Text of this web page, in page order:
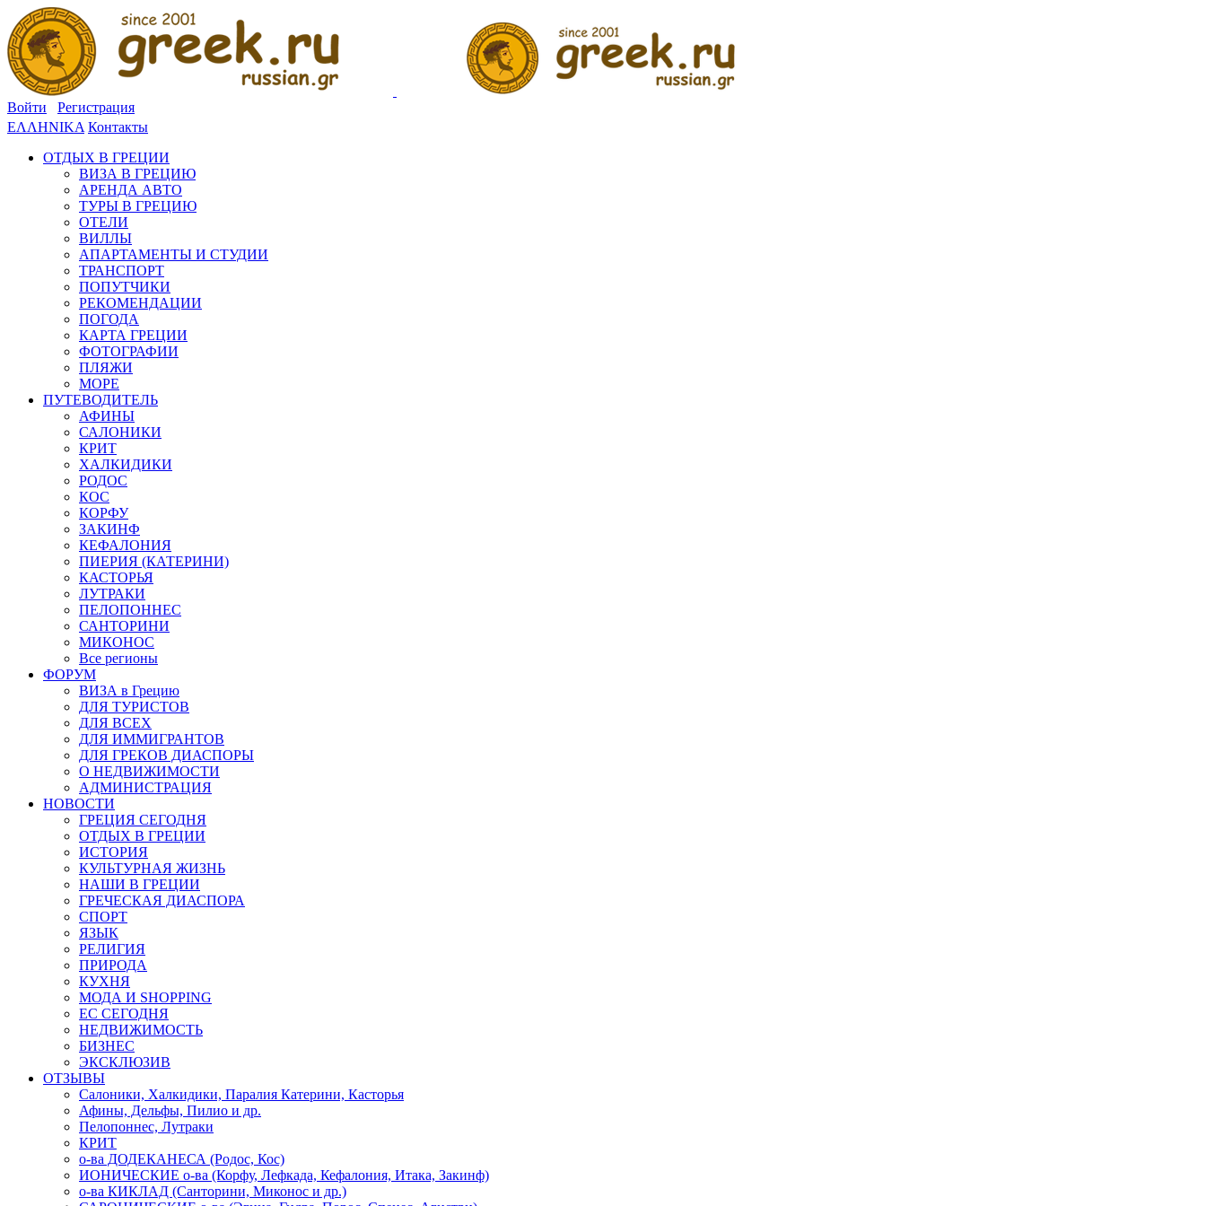
Войти
Регистрация
ΕΛΛΗΝΙΚΑ Контакты
ОТДЫХ В ГРЕЦИИ
ВИЗА В ГРЕЦИЮ
АРЕНДА АВТО
ТУРЫ В ГРЕЦИЮ
ОТЕЛИ
ВИЛЛЫ
АПАРТАМЕНТЫ И СТУДИИ
ТРАНСПОРТ
ПОПУТЧИКИ
РЕКОМЕНДАЦИИ
ПОГОДА
КАРТА ГРЕЦИИ
ФОТОГРАФИИ
ПЛЯЖИ
МОРЕ
ПУТЕВОДИТЕЛЬ
АФИНЫ
САЛОНИКИ
КРИТ
ХАЛКИДИКИ
РОДОС
КОС
КОРФУ
ЗАКИНФ
КЕФАЛОНИЯ
ПИЕРИЯ (КАТЕРИНИ)
КАСТОРЬЯ
ЛУТРАКИ
ПЕЛОПОННЕС
САНТОРИНИ
МИКОНОС
Все регионы
ФОРУМ
ВИЗА в Грецию
ДЛЯ ТУРИСТОВ
ДЛЯ ВСЕХ
ДЛЯ ИММИГРАНТОВ
ДЛЯ ГРЕКОВ ДИАСПОРЫ
О НЕДВИЖИМОСТИ
АДМИНИСТРАЦИЯ
НОВОСТИ
ГРЕЦИЯ СЕГОДНЯ
ОТДЫХ В ГРЕЦИИ
ИСТОРИЯ
КУЛЬТУРНАЯ ЖИЗНЬ
НАШИ В ГРЕЦИИ
ГРЕЧЕСКАЯ ДИАСПОРА
СПОРТ
ЯЗЫК
РЕЛИГИЯ
ПРИРОДА
КУХНЯ
МОДА И SHOPPING
ЕС СЕГОДНЯ
НЕДВИЖИМОСТЬ
БИЗНЕС
ЭКСКЛЮЗИВ
ОТЗЫВЫ
Салоники, Халкидики, Паралия Катерини, Касторья
Афины, Дельфы, Пилио и др.
Пелопоннес, Лутраки
КРИТ
о-ва ДОДЕКАНЕСА (Родос, Кос)
ИОНИЧЕСКИЕ о-ва (Корфу, Лефкада, Кефалония, Итака, Закинф)
о-ва КИКЛАД (Санторини, Миконос и др.)